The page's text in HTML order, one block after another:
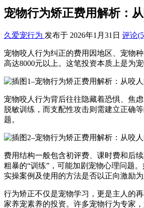
宠物行为矫正费用解析：
久爱宠行为 发布于 2026年1月31日 评论
宠物咬人行为纠正的费用因地区、宠物
高达8000元以上。这笔投资本质上是为
宠物咬人行为背后往往隐藏着恐惧、焦
脱敏训练，而支配性攻击则需建立正确
题。
费用结构一般包含初评费、课时费和后
粗暴的“训练”，可能加剧宠物心理问题
实操案例及使用的方法是否以正向激励为
行为矫正不仅是宠物学习，更是主人的
家养宠素养的投资。许多宠物行为专家